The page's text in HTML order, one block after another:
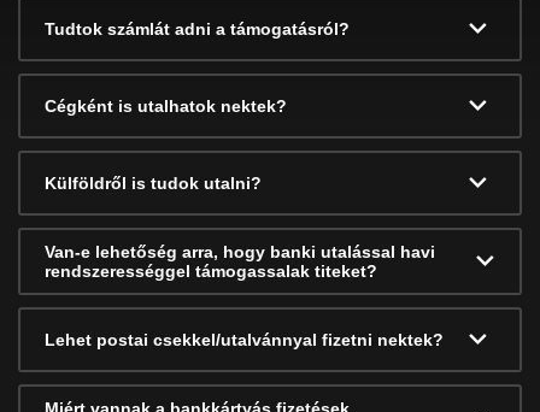
Tudtok számlát adni a támogatásról?
Cégként is utalhatok nektek?
Külföldről is tudok utalni?
Van-e lehetőség arra, hogy banki utalással havi
rendszerességgel támogassalak titeket?
Lehet postai csekkel/utalvánnyal fizetni nektek?